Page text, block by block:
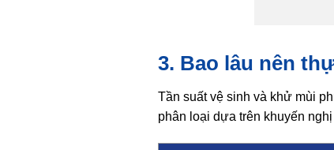
3. Bao lâu nên
Tần suất vệ sinh và khử mùi
phân loại dựa trên khuyến